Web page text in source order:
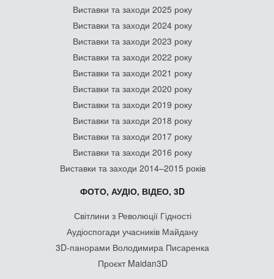
Виставки та заходи 2025 року
Виставки та заходи 2024 року
Виставки та заходи 2023 року
Виставки та заходи 2022 року
Виставки та заходи 2021 року
Виставки та заходи 2020 року
Виставки та заходи 2019 року
Виставки та заходи 2018 року
Виставки та заходи 2017 року
Виставки та заходи 2016 року
Виставки та заходи 2014–2015 років
ФОТО, АУДІО, ВІДЕО, 3D
Світлини з Революції Гідності
Аудіоспогади учасників Майдану
3D-панорами Володимира Писаренка
Проєкт Maidan3D